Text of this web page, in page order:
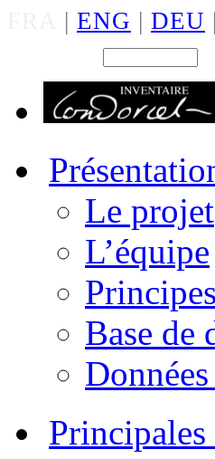
| ENG | DEU |
Le projet
L’équipe
Base de
Principales